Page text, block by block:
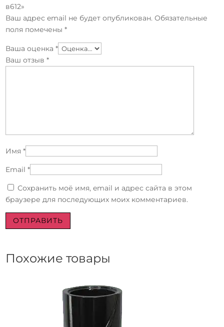
в612»
Ваш адрес email не будет опубликован. Обязательные
поля помечены*
Ваша оценка*
Ваш отзыв*
Имя*
Email*
Сохранить моё имя, email и адрес сайта в этом
браузере для последующих моих комментариев.
Похожие товары